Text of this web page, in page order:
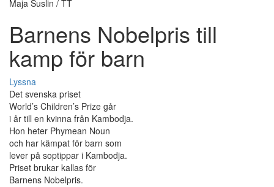
Maja Suslin / TT
Barnens Nobelpris till
kamp för barn
Lyssna
Det svenska priset
World’s Children’s Prize går
i år till en kvinna från Kambodja.
Hon heter Phymean Noun
och har kämpat för barn som
lever på soptippar i Kambodja.
Priset brukar kallas för
Barnens Nobelpris.